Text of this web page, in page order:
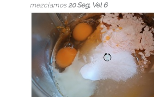
mezclamos20 Seg, Vel 6